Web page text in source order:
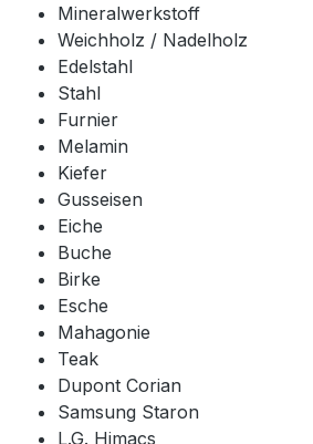
Mineralwerkstoff
Weichholz / Nadelholz
Edelstahl
Stahl
Furnier
Melamin
Kiefer
Gusseisen
Eiche
Buche
Birke
Esche
Mahagonie
Teak
Dupont Corian
Samsung Staron
L.G. Himacs